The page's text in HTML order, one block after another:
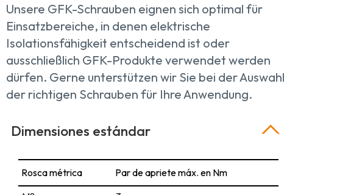
Unsere GFK-Schrauben eignen sich optimal für
Einsatzbereiche, in denen elektrische
Isolationsfähigkeit entscheidend ist oder
ausschließlich GFK-Produkte verwendet werden
dürfen. Gerne unterstützen wir Sie bei der Auswahl
der richtigen Schrauben für Ihre Anwendung.
Dimensiones estándar
Rosca métrica
Par de apriete máx. en Nm